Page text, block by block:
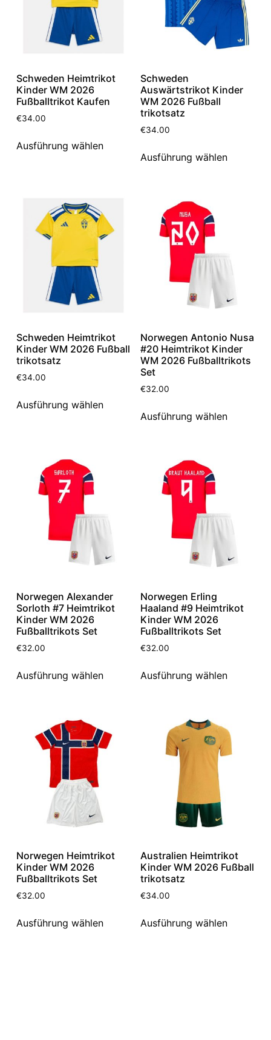
Schweden Heimtrikot
Kinder WM 2026
Fußballtrikot Kaufen
€34.00
Ausführung wählen
Schweden
Auswärtstrikot Kinder
WM 2026 Fußball
trikotsatz
€34.00
Ausführung wählen
Schweden Heimtrikot
Kinder WM 2026 Fußball
trikotsatz
€34.00
Ausführung wählen
Norwegen Antonio Nusa
#20 Heimtrikot Kinder
WM 2026 Fußballtrikots
Set
€32.00
Ausführung wählen
Norwegen Alexander
Sorloth #7 Heimtrikot
Kinder WM 2026
Fußballtrikots Set
€32.00
Ausführung wählen
Norwegen Erling
Haaland #9 Heimtrikot
Kinder WM 2026
Fußballtrikots Set
€32.00
Ausführung wählen
Norwegen Heimtrikot
Kinder WM 2026
Fußballtrikots Set
€32.00
Ausführung wählen
Australien Heimtrikot
Kinder WM 2026 Fußball
trikotsatz
€34.00
Ausführung wählen